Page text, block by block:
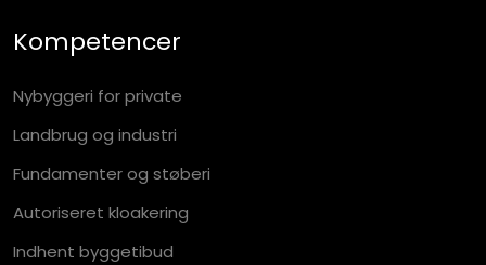
Kompetencer
Nybyggeri for private​
Landbrug og industri
Fundamenter og støberi
Autoriseret kloakering
Indhent byggetibud